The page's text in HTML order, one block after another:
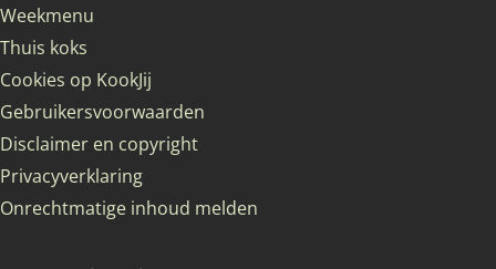
Weekmenu
Thuis koks
Cookies op KookJij
Gebruikersvoorwaarden
Disclaimer en copyright
Privacyverklaring
Onrechtmatige inhoud melden